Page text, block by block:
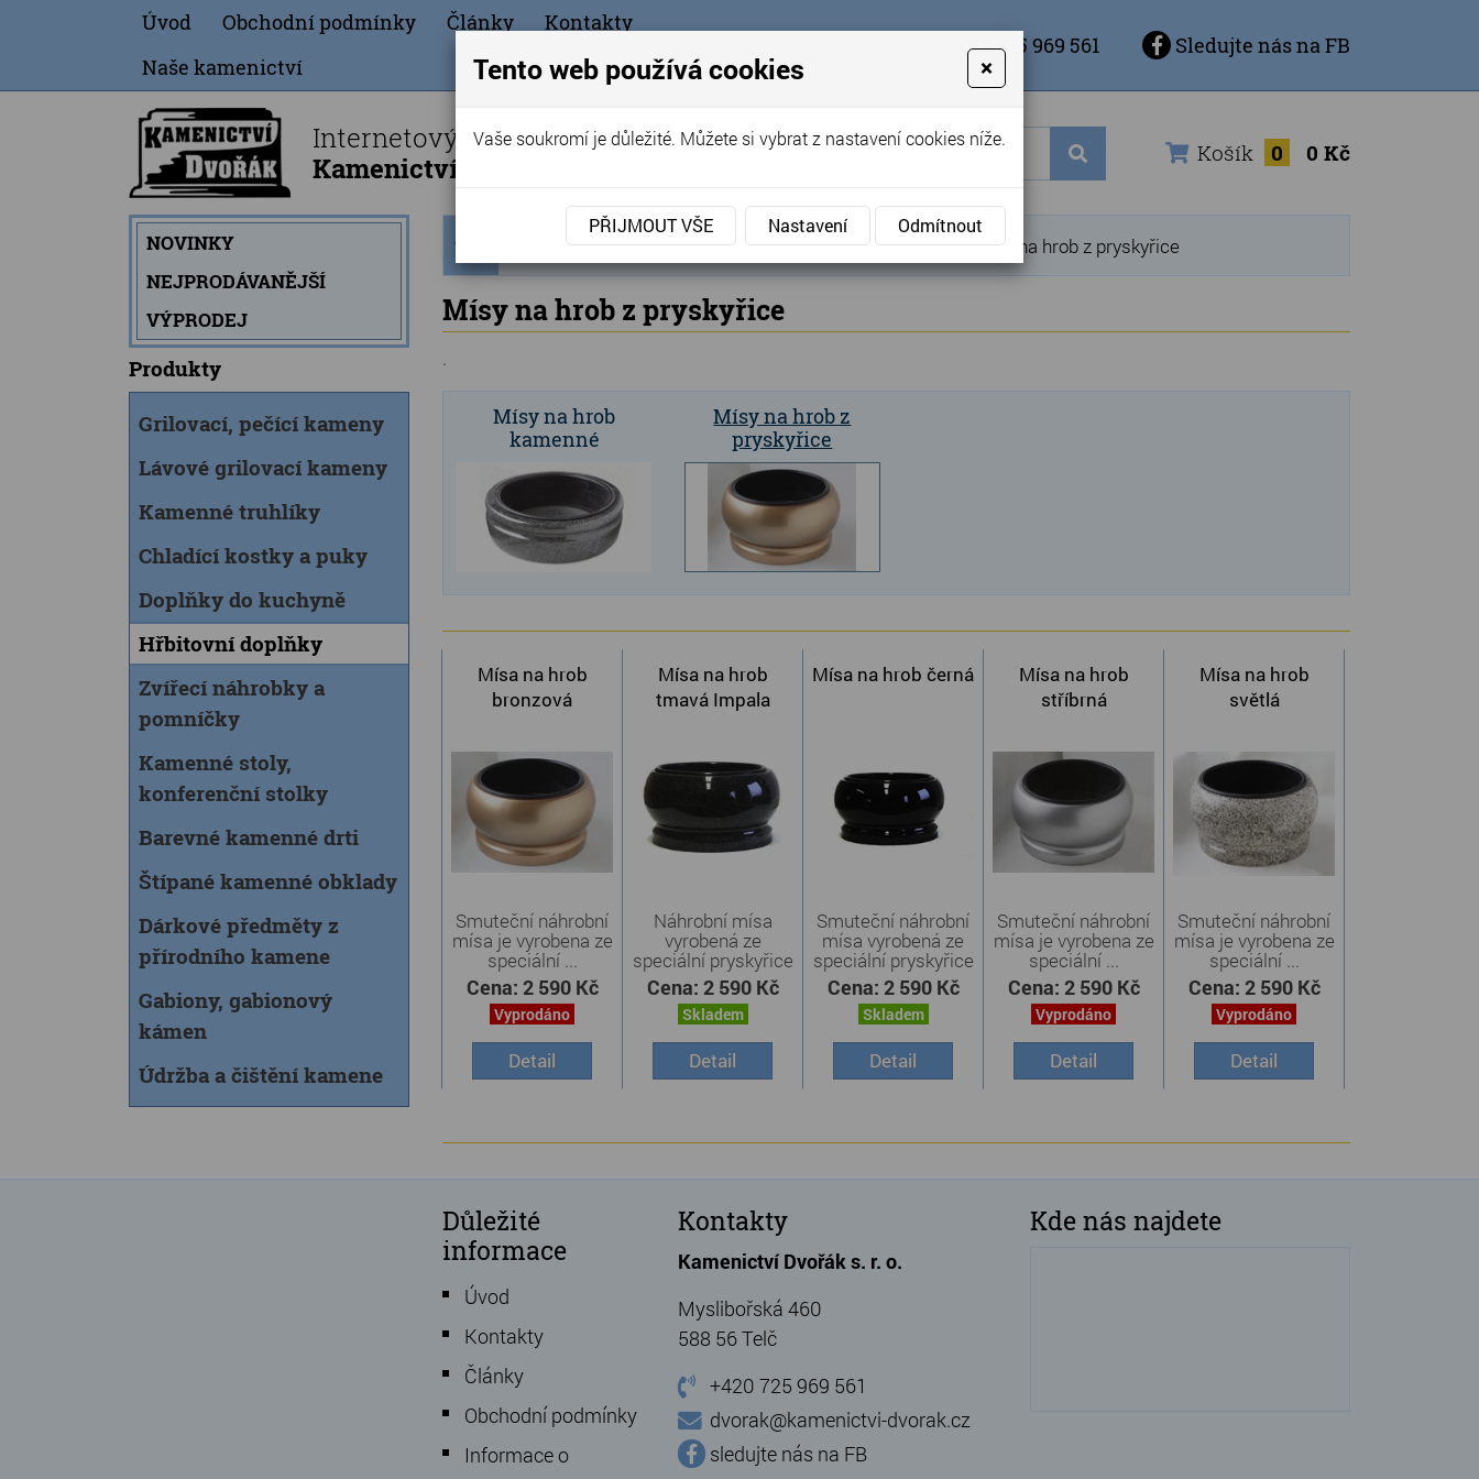
Úvod Obchodní podmínky Články
Kontakty
Naše kamenictví
+420 725 969 561 Sledujte nás na FB
Internetový obchod
Kamenictví Dvořák - Telč
Košík 0 0 Kč
NOVINKY
NEJPRODÁVANĚJŠÍ
VÝPRODEJ
Produkty
Grilovací, pečící kameny
Lávové grilovací kameny
Kamenné truhlíky
Chladící kostky a puky
Doplňky do kuchyně
Hřbitovní doplňky
Zvířecí náhrobky a
pomníčky
Kamenné stoly,
konferenční stolky
Barevné kamenné drti
Štípané kamenné obklady
Dárkové předměty z
přírodního kamene
Gabiony, gabionový
kámen
Údržba a čištění kamene
stránka
Produkty » Hřbitovní doplňky » Náhrobní mísy » Mísy na hrob z pryskyřice
Mísy na hrob z pryskyřice
.
Mísy na hrob
kamenné
Mísy na hrob z
pryskyřice
Mísa na hrob
bronzová
Smuteční náhrobní
mísa je vyrobena ze
speciální ...
Cena: 2 590 Kč
Vyprodáno
Detail
Mísa na hrob
tmavá Impala
Náhrobní mísa
vyrobená ze
speciální pryskyřice
v tmavém ...
Cena: 2 590 Kč
Skladem
Detail
Mísa na hrob černá
Smuteční náhrobní
mísa vyrobená ze
speciální pryskyřice
...
Cena: 2 590 Kč
Skladem
Detail
Mísa na hrob
stříbrná
Smuteční náhrobní
mísa je vyrobena ze
speciální ...
Cena: 2 590 Kč
Vyprodáno
Detail
Mísa na hrob
světlá
Smuteční náhrobní
mísa je vyrobena ze
speciální ...
Cena: 2 590 Kč
Vyprodáno
Detail
Důležité
informace
Úvod
Kontakty
Články
Obchodní podmínky
Informace o
Kontakty
Kamenictví Dvořák s. r. o.
Myslibořská 460
588 56 Telč
+420 725 969 561
dvorak@kamenictvi-dvorak.cz
sledujte nás na FB
Kde nás najdete
Tento web používá cookies ×
Vaše soukromí je důležité. Můžete si vybrat z nastavení cookies níže.
PŘIJMOUT VŠE Nastavení Odmítnout